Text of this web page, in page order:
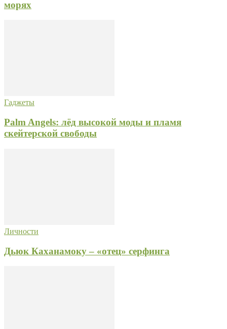
морях
Гаджеты
Palm Angels: лёд высокой моды и пламя
скейтерской свободы
Личности
Дьюк Каханамоку – «отец» серфинга